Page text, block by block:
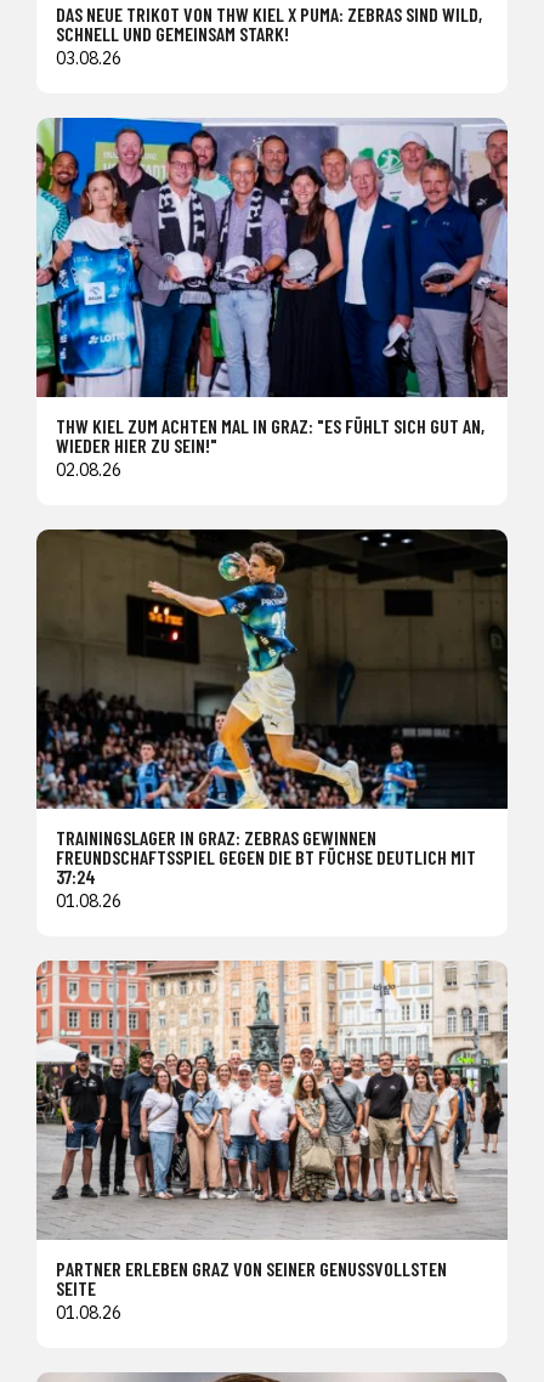
DAS NEUE TRIKOT VON THW KIEL X PUMA: ZEBRAS SIND WILD,
SCHNELL UND GEMEINSAM STARK!
03.08.26
THW KIEL ZUM ACHTEN MAL IN GRAZ: "ES FÜHLT SICH GUT AN,
WIEDER HIER ZU SEIN!"
02.08.26
TRAININGSLAGER IN GRAZ: ZEBRAS GEWINNEN
FREUNDSCHAFTSSPIEL GEGEN DIE BT FÜCHSE DEUTLICH MIT
37:24
01.08.26
PARTNER ERLEBEN GRAZ VON SEINER GENUSSVOLLSTEN
SEITE
01.08.26